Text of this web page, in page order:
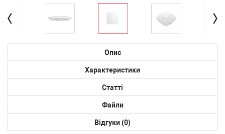
Опис
Характеристики
Статті
Файли
Відгуки (0)